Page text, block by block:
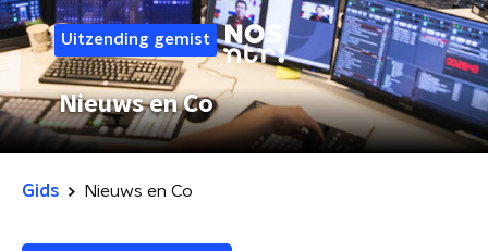
Uitzending gemist
Nieuws en Co
Gids Nieuws en Co